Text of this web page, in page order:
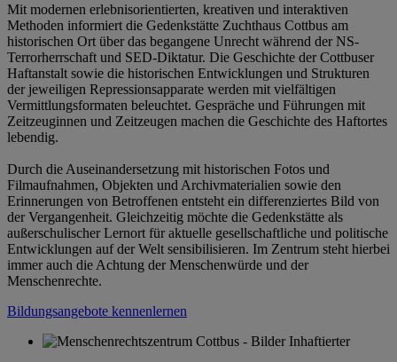
Mit modernen erlebnisorientierten, kreativen und interaktiven
Methoden informiert die Gedenkstätte Zuchthaus Cottbus am
historischen Ort über das begangene Unrecht während der NS-
Terrorherrschaft und SED-Diktatur. Die Geschichte der Cottbuser
Haftanstalt sowie die historischen Entwicklungen und Strukturen
der jeweiligen Repressionsapparate werden mit vielfältigen
Vermittlungsformaten beleuchtet. Gespräche und Führungen mit
Zeitzeuginnen und Zeitzeugen machen die Geschichte des Haftortes
lebendig.
Durch die Auseinandersetzung mit historischen Fotos und
Filmaufnahmen, Objekten und Archivmaterialien sowie den
Erinnerungen von Betroffenen entsteht ein differenziertes Bild von
der Vergangenheit. Gleichzeitig möchte die Gedenkstätte als
außerschulischer Lernort für aktuelle gesellschaftliche und politische
Entwicklungen auf der Welt sensibilisieren. Im Zentrum steht hierbei
immer auch die Achtung der Menschenwürde und der
Menschenrechte.
Bildungsangebote kennenlernen